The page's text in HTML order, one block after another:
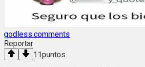
godless.comments
Reportar
11puntos